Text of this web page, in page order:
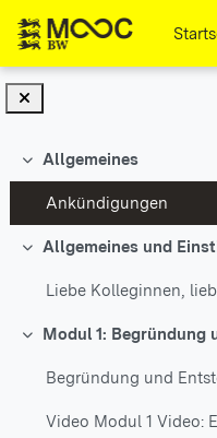
Einklappen
Allgemeines
Ankündigungen
Einklappen
Allgemeines und
Einklappen